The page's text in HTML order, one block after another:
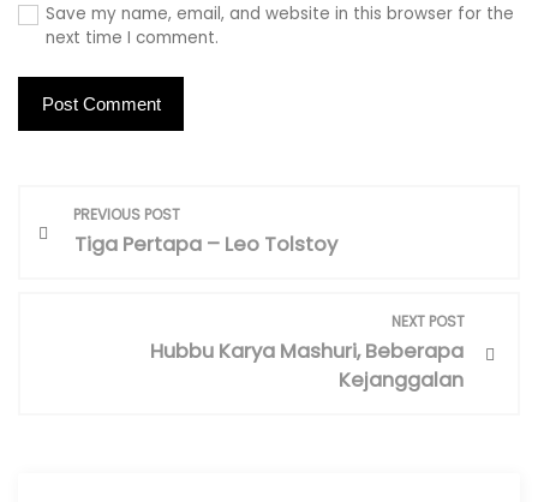
Save my name, email, and website in this browser for the
next time I comment.
PREVIOUS POST
Tiga Pertapa – Leo Tolstoy
NEXT POST
Hubbu Karya Mashuri, Beberapa
Kejanggalan